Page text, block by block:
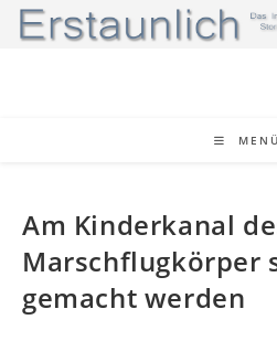
MENÜ
Am Kinderkanal
Marschflugkörper
gemacht werden